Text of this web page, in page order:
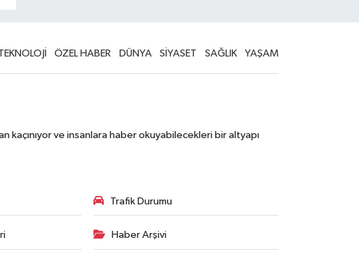
ÖZEL HABER DÜNYA SİYASET SAĞLIK YAŞAM
ve insanlara haber okuyabilecekleri bir altyapı
Trafik Durumu
Haber Arşivi